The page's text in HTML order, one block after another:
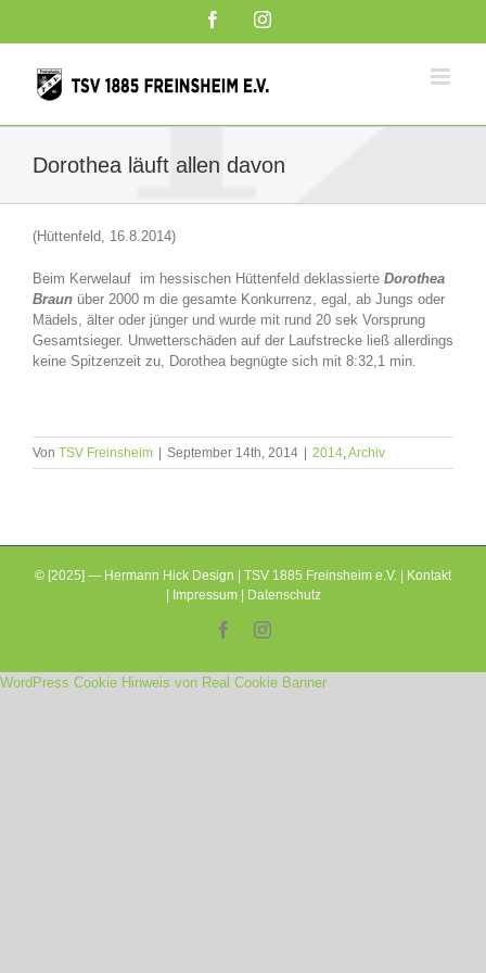
FacebookInstagram
Dorothea läuft allen davon
(Hüttenfeld, 16.8.2014)
Beim Kerwelauf im hessischen Hüttenfeld deklassierte Dorothea
Braun über 2000 m die gesamte Konkurrenz, egal, ab Jungs oder
Mädels, älter oder jünger und wurde mit rund 20 sek Vorsprung
Gesamtsieger. Unwetterschäden auf der Laufstrecke ließ allerdings
keine Spitzenzeit zu, Dorothea begnügte sich mit 8:32,1 min.
Von TSV Freinsheim September 14th, 2014 2014,Archiv
© [2025] — Hermann Hick Design | TSV 1885 Freinsheim e.V. |
Kontakt
Impressum| Datenschutz
FacebookInstagram
WordPress Cookie Hinweis von Real Cookie Banner